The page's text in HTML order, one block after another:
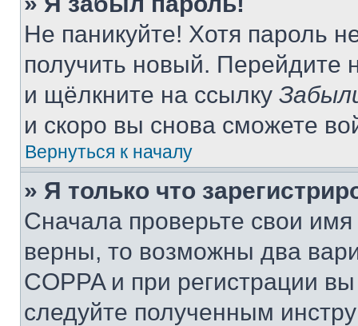
Не паникуйте! Хотя пароль
получить новый. Перейдите
и щёлкните на ссылку
и скоро вы снова сможете
Вернуться к началу
» Я только что
Сначала проверьте свои
верны, то возможны два
COPPA и при регистрации
следуйте полученным